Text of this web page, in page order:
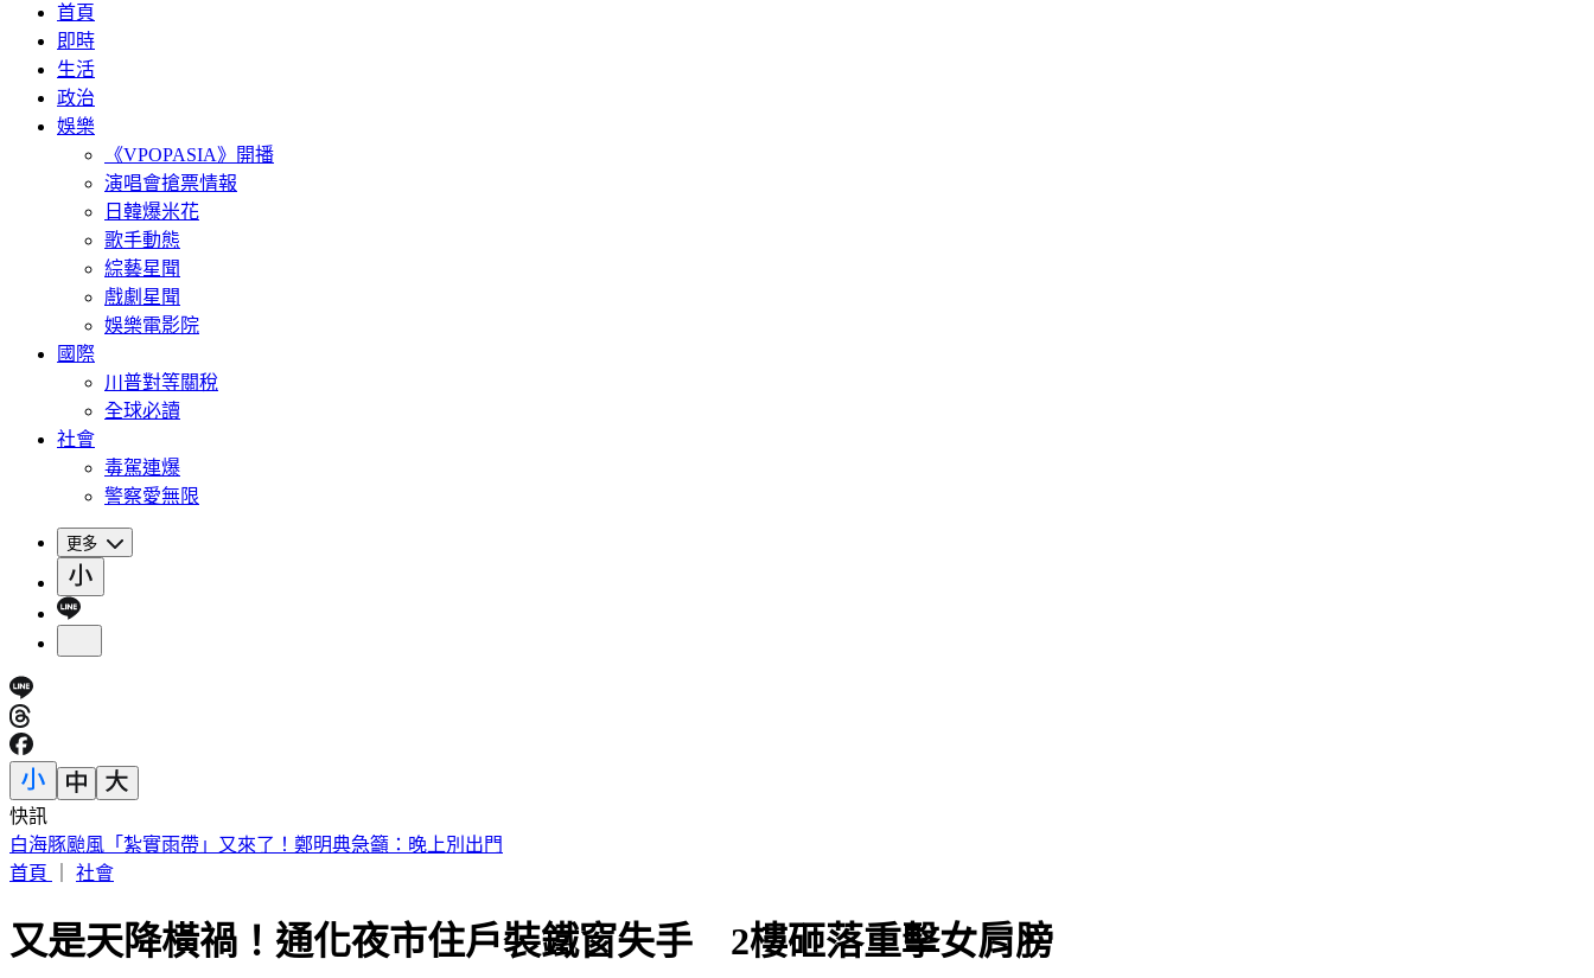
首頁
即時
生活
政治
娛樂
《VPOPASIA》開播
演唱會搶票情報
日韓爆米花
歌手動態
綜藝星聞
戲劇星聞
娛樂電影院
國際
川普對等關稅
全球必讀
社會
毒駕連爆
警察愛無限
更多
快訊
別只看台積電！ 外媒點名「2檔AI設備股」快上車
首頁
社會
又是天降橫禍！通化夜市住戶裝鐵窗失手 2樓砸落重擊女肩膀